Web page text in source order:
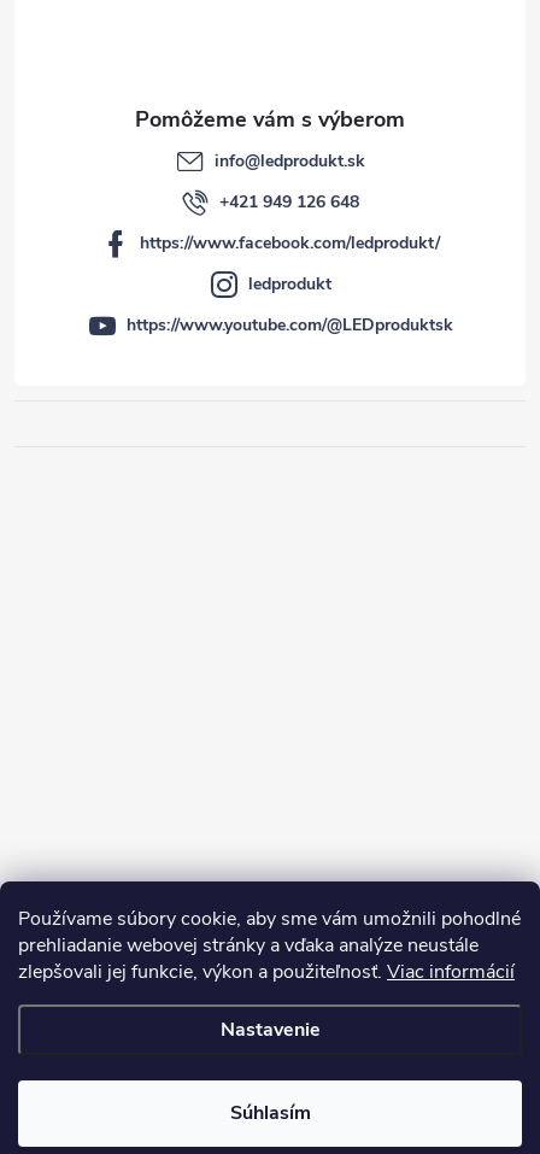
Používame súbory cookie, aby sme vám umožnili pohodlné
prehliadanie webovej stránky a vďaka analýze neustále
zlepšovali jej funkcie, výkon a použiteľnosť. Viac informácií
Nastavenie
Súhlasím
Sledovať na Instagrame
info@ledprodukt.sk
+421 949 126 648
https://www.facebook.com/ledprodukt/
ledprodukt
https://www.youtube.com/@LEDproduktsk